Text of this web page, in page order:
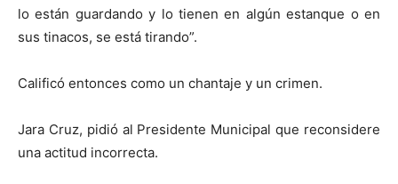
lo están guardando y lo tienen en algún estanque o en
sus tinacos, se está tirando”.
Calificó entonces como un chantaje y un crimen.
Jara Cruz, pidió al Presidente Municipal que reconsidere
una actitud incorrecta.